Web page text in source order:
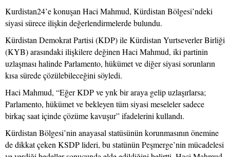
Kurdistan24’e konuşan Haci Mahmud, Kürdistan Bölgesi’ndeki
siyasi sürece ilişkin değerlendirmelerde bulundu.
Kürdistan Demokrat Partisi (KDP) ile Kürdistan Yurtseverler Birliği
(KYB) arasındaki ilişkilere değinen Haci Mahmud, iki partinin
uzlaşması halinde Parlamento, hükümet ve diğer siyasi sorunların
kısa sürede çözülebileceğini söyledi.
Haci Mahmud, “Eğer KDP ve ynk bir araya gelip uzlaşırlarsa;
Parlamento, hükümet ve bekleyen tüm siyasi meseleler sadece
birkaç saat içinde çözüme kavuşur” ifadelerini kullandı.
Kürdistan Bölgesi’nin anayasal statüsünün korunmasının önemine
de dikkat çeken KSDP lideri, bu statünün Peşmerge’nin mücadelesi